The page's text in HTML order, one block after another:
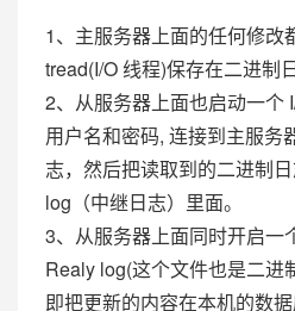
1、主服务器上面的任何修改
tread(I/O 线程)保存在二进制
2、从服务器上面也启动一个
用户名和密码, 连接到主服务
志，然后把读取到的二进制
log（中继日志）里面。
3、从服务器上面同时开启一
Realy log(这个文件也是二进
即把更新的内容在本机的数据